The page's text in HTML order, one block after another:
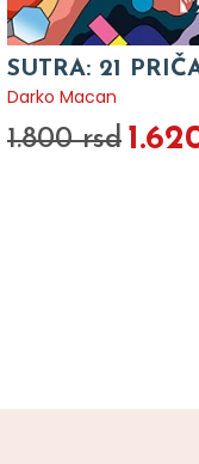
SUTRA: 21
Darko Macan
1.800 rsd